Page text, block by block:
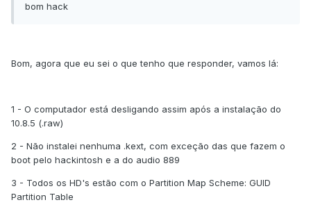
bom hack
Bom, agora que eu sei o que tenho que responder, vamos lá:
1 - O computador está desligando assim após a instalação do
10.8.5 (.raw)
2 - Não instalei nenhuma .kext, com exceção das que fazem o
boot pelo hackintosh e a do audio 889
3 - Todos os HD's estão com o Partition Map Scheme: GUID
Partition Table